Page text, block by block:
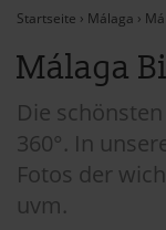
Startseite › Málaga ›
Málaga
Die
360°. In
Fotos der
uvm.